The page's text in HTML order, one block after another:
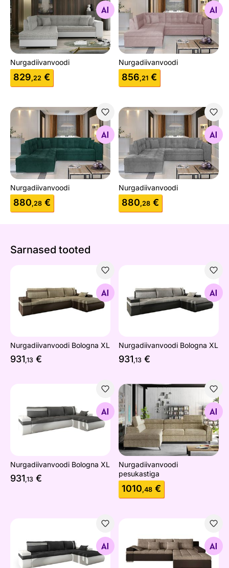
Otsi sarnaseid
Nurgadiivanvoodi
829,22 €
Otsi sarnaseid
Nurgadiivanvoodi
856,21 €
Nurgadiivanvoodi
Otsi sarnaseid
Nurgadiivanvoodi
880,28 €
Nurgadiivanvoodi
Otsi sarnaseid
Nurgadiivanvoodi
880,28 €
Sarnased tooted
Otsi sarnaseid
Nurgadiivanvoodi Bologna XL
931,13 €
Otsi sarnaseid
Nurgadiivanvoodi Bologna XL
931,13 €
Nurgadiivanvoodi Bologna XL
Otsi sarnaseid
Nurgadiivanvoodi Bologna XL
931,13 €
Nurgadiivanvoodi
Otsi sarnaseid
Nurgadiivanvoodi
pesukastiga
1010,48 €
Otsi sarnaseid Otsi sarnaseid